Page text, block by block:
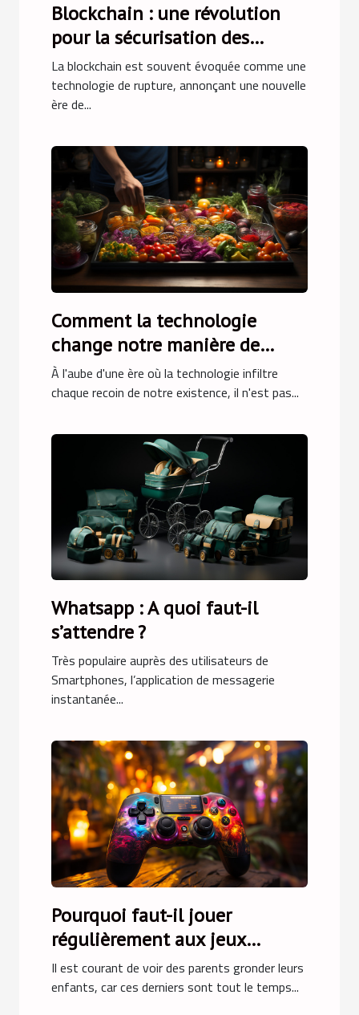
Blockchain : une révolution
pour la sécurisation des
transactions en ligne ?
La blockchain est souvent évoquée comme une
technologie de rupture, annonçant une nouvelle
ère de...
Comment la technologie
change notre manière de
cuisiner ?
À l'aube d'une ère où la technologie infiltre
chaque recoin de notre existence, il n'est pas...
Whatsapp : A quoi faut-il
s’attendre ?
Très populaire auprès des utilisateurs de
Smartphones, l’application de messagerie
instantanée...
Pourquoi faut-il jouer
régulièrement aux jeux
vidéo ?
Il est courant de voir des parents gronder leurs
enfants, car ces derniers sont tout le temps...